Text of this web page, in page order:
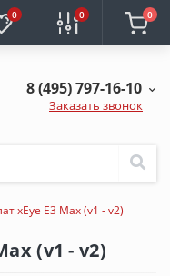
0 0 0
8 (495) 797-16-10
Заказать звонок
xEye E3 Max (v1 - v2)
(v1 - v2)